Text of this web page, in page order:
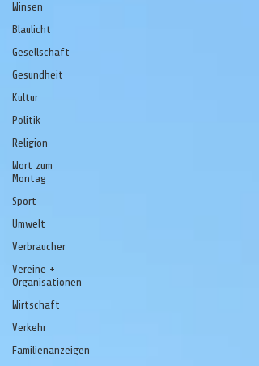
Winsen
Blaulicht
Gesellschaft
Gesundheit
Kultur
Politik
Religion
Wort zum
Montag
Sport
Umwelt
Verbraucher
Vereine +
Organisationen
Wirtschaft
Verkehr
Familienanzeigen